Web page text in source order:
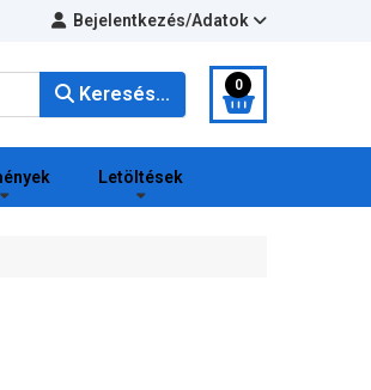
Bejelentkezés/Adatok
Keresés... 0
Letöltések